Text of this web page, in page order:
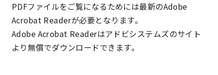
PDFファイルをご覧になるためには最新のAdobe
Acrobat Readerが必要となります。
Adobe Acrobat Readerはアドビシステムズのサイト
より無償でダウンロードできます。